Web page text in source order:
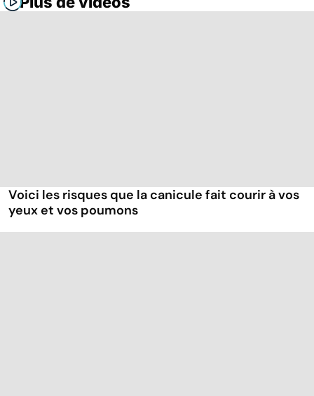
Voici les risques que la canicule fait courir à vos
yeux et vos poumons